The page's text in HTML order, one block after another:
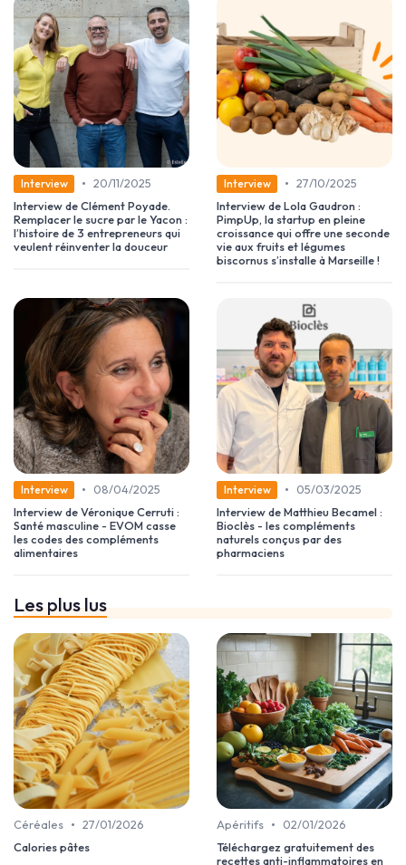
Interview • 20/11/2025
Interview de Clément Poyade.
Remplacer le sucre par le Yacon :
l’histoire de 3 entrepreneurs qui
veulent réinventer la douceur
Interview • 27/10/2025
Interview de Lola Gaudron :
PimpUp, la startup en pleine
croissance qui offre une seconde
vie aux fruits et légumes
biscornus s’installe à Marseille !
Interview •
08/04/2025
Interview de Véronique Cerruti :
Santé masculine - EVOM casse
les codes des compléments
alimentaires
Interview •
05/03/2025
Interview de Matthieu Becamel :
Bioclès - les compléments
naturels conçus par des
pharmaciens
Les plus lus
Céréales • 27/01/2026
Calories pâtes
Apéritifs •
02/01/2026
Téléchargez gratuitement des
recettes anti-inflammatoires en